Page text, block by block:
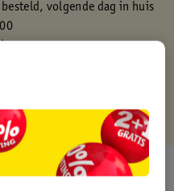
volgende dag in huis